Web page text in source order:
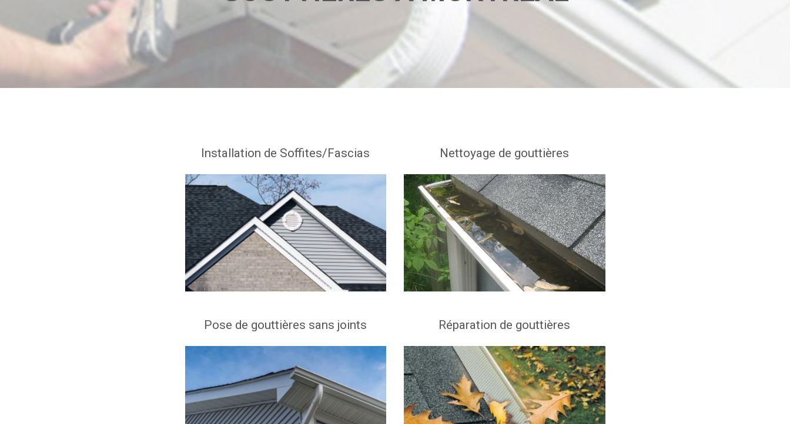
Installation de Soffites/Fascias Nettoyage de gouttières
Pose de gouttières sans joints Réparation de gouttières